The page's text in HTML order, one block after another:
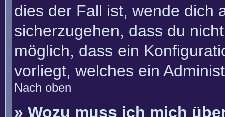
dies der Fall ist, wende dich
sicherzugehen, dass du
möglich, dass ein
vorliegt, welches ein
Nach oben
» Wozu muss ich mich